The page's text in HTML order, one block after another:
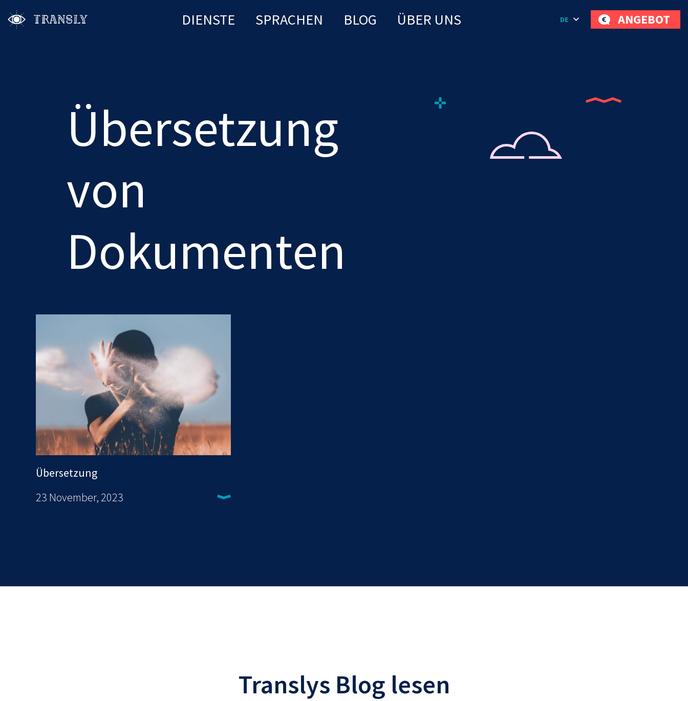
DIENSTE SPRACHEN BLOG ÜBER UNS DE ANGEBOT
Übersetzung
von
Dokumenten
Übersetzung
23 November, 2023
Translys Blog lesen